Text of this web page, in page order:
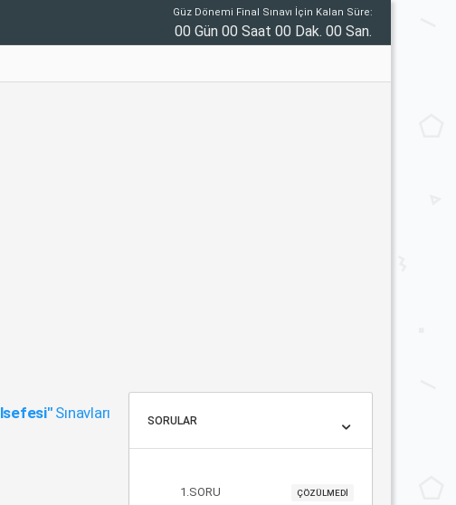
Güz Dönemi Final Sınavı İçin Kalan Süre:
00 Gün 00 Saat 00 Dak. 00 San.
Sınavları SORULAR
1.SORU ÇÖZÜLMEDİ